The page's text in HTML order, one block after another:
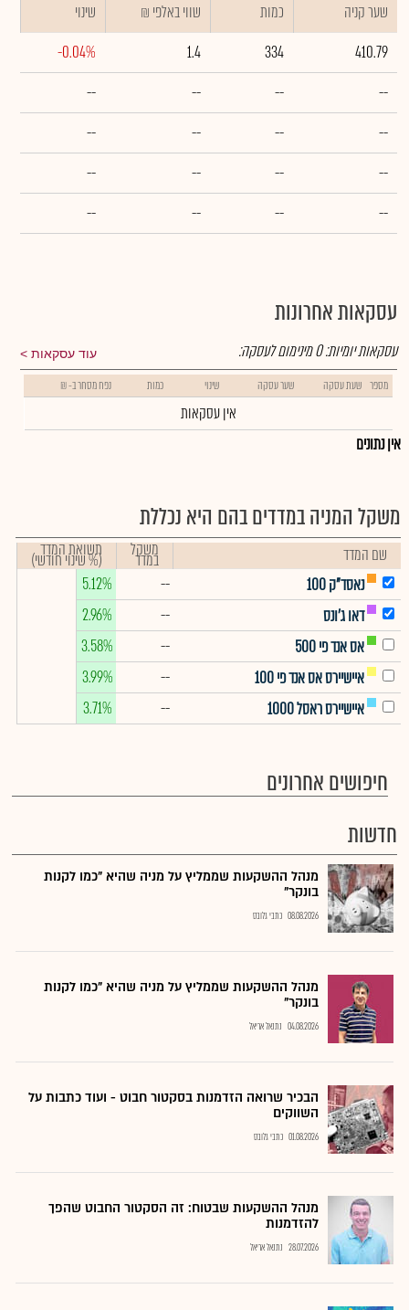
שער קניה כמות ₪ שווי באלפי
שינוי
410.79
334
1.4
-0.04%
--
--
--
--
--
--
--
--
--
--
--
--
--
--
--
--
עסקאות אחרונות
עוד עסקאות עסקאות יומיות:0מינימום לעסקה:
מספר שעת עסקה שער עסקה שינוי כמות נפח מסחר ב- ₪
אין עסקאות
אין נתונים
משקל המניה במדדים בהם היא נכללת
שם המדד משקל
במדד תשואת המדד
(% שינוי חודשי)
נאסד"ק 100
--
5.12%
דאו ג'ונס
--
2.96%
אס אנד פי 500
--
3.58%
איישיירס אס אנד פי 100
--
3.99%
איישיירס ראסל 1000
--
3.71%
חיפושים אחרונים
חדשות
מנהל ההשקעות שממליץ על מניה שהיא "כמו לקנות
בונקר"
08.08.2026 כתבי גלובס
מנהל ההשקעות שממליץ על מניה שהיא "כמו לקנות
בונקר"
04.08.2026 נתנאל אריאל
הבכיר שרואה הזדמנות בסקטור חבוט - ועוד כתבות על
השווקים
01.08.2026 כתבי גלובס
מנהל ההשקעות שבטוח: זה הסקטור החבוט שהפך
להזדמנות
28.07.2026 נתנאל אריאל